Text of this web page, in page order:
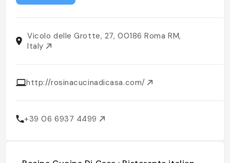
Vicolo delle Grotte, 27, 00186 Roma RM,
Italy
http://rosinacucinadicasa.com/
+39 06 6937 4499